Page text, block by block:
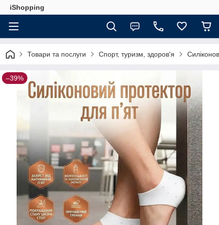
iShopping
Товари та послуги Спорт, туризм, здоров'я
–39%